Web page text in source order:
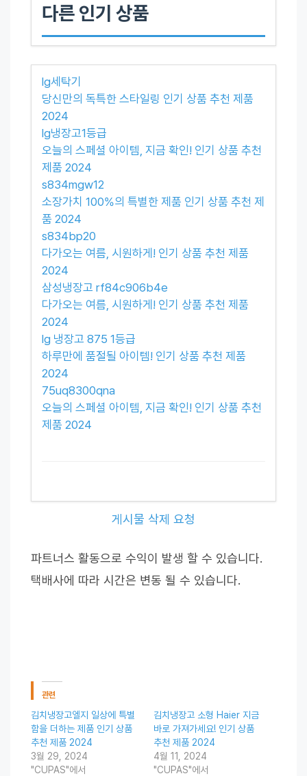
다른 인기 상품
lg세탁기
당신만의 독특한 스타일링 인기 상품 추천 제품
2024
lg냉장고1등급
오늘의 스페셜 아이템, 지금 확인! 인기 상품 추천
제품 2024
s834mgw12
소장가치 100%의 특별한 제품 인기 상품 추천 제
품 2024
s834bp20
다가오는 여름, 시원하게! 인기 상품 추천 제품
2024
삼성냉장고 rf84c906b4e
다가오는 여름, 시원하게! 인기 상품 추천 제품
2024
lg 냉장고 875 1등급
하루만에 품절될 아이템! 인기 상품 추천 제품
2024
75uq8300qna
오늘의 스페셜 아이템, 지금 확인! 인기 상품 추천
제품 2024
게시물 삭제 요청
파트너스 활동으로 수익이 발생 할 수 있습니다.
택배사에 따라 시간은 변동 될 수 있습니다.
관련
김치냉장고엘지 일상에 특별
함을 더하는 제품 인기 상품
추천 제품 2024
3월 29, 2024
"CUPAS"에서
김치냉장고 소형 Haier 지금
바로 가져가세요! 인기 상품
추천 제품 2024
4월 11, 2024
"CUPAS"에서